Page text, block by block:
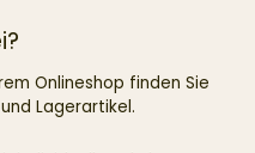
Onlineshop finden Sie
Lagerartikel.